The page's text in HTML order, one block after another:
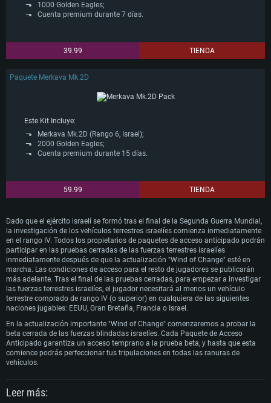
1000 Golden Eagles;
Cuenta premium durante 7 días.
39.99 TIENDA
Paquete Merkava Mk.2D
Este Kit Incluye:
Merkava Mk.2D (Rango 6, Israel);
2000 Golden Eagles;
Cuenta premium durante 15 días.
59.99 TIENDA
Dado que el ejército israelí se formó tras el final de la Segunda Guerra Mundial,
la investigación de los vehículos terrestres israelíes comienza inmediatamente
en el rango IV. Todos los propietarios de paquetes de acceso anticipado podrán
participar en las pruebas cerradas de las fuerzas terrestres israelíes
inmediatamente después de que la actualización "Wind of Change" esté en
marcha. Las condiciones de acceso para el resto de jugadores se publicarán
más adelante. Tras el final de las pruebas cerradas, para empezar a investigar
las fuerzas terrestres israelíes, el jugador necesitará al menos un vehículo
terrestre comprado de rango IV (o superior) en cualquiera de las siguientes
naciones jugables: EEUU, Gran Bretaña, Francia o Israel.
En la actualización importante "Wind of Change" comenzaremos a probar la
beta cerrada de las fuerzas blindadas israelíes. Cada Paquete de Acceso
Anticipado garantiza un acceso temprano a la prueba beta, y hasta que esta
comience podrás perfeccionar tus tripulaciones en todas las ranuras de
vehículos.
Leer más: